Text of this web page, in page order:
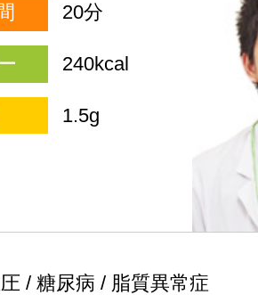
20分
240kcal
1.5g
/ 糖尿病 / 脂質異常症